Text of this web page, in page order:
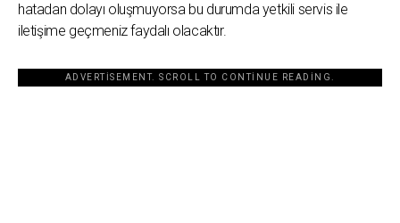
hatadan dolayı oluşmuyorsa bu durumda yetkili servis ile
iletişime geçmeniz faydalı olacaktır.
ADVERTISEMENT. SCROLL TO CONTINUE READING.